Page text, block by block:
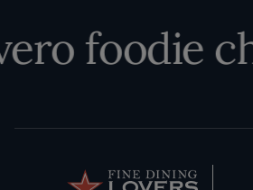
foodie